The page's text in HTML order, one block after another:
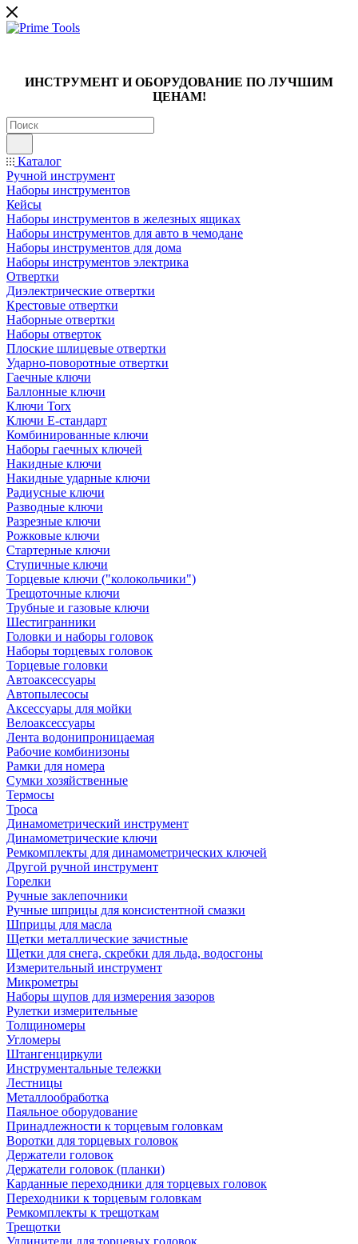
ИНСТРУМЕНТ И ОБОРУДОВАНИЕ ПО ЛУЧШИМ
ЦЕНАМ!
Каталог
Ручной инструмент
Наборы инструментов
Кейсы
Наборы инструментов в железных ящиках
Наборы инструментов для авто в чемодане
Наборы инструментов для дома
Наборы инструментов электрика
Отвертки
Диэлектрические отвертки
Крестовые отвертки
Наборные отвертки
Наборы отверток
Плоские шлицевые отвертки
Ударно-поворотные отвертки
Гаечные ключи
Баллонные ключи
Ключи Torx
Ключи Е-стандарт
Комбинированные ключи
Наборы гаечных ключей
Накидные ключи
Накидные ударные ключи
Радиусные ключи
Разводные ключи
Разрезные ключи
Рожковые ключи
Стартерные ключи
Ступичные ключи
Торцевые ключи ("колокольчики")
Трещоточные ключи
Трубные и газовые ключи
Шестигранники
Головки и наборы головок
Наборы торцевых головок
Торцевые головки
Автоаксессуары
Автопылесосы
Аксессуары для мойки
Велоаксессуары
Лента водонипроницаемая
Рабочие комбинизоны
Рамки для номера
Сумки хозяйственные
Термосы
Троса
Динамометрический инструмент
Динамометрические ключи
Ремкомплекты для динамометрических ключей
Другой ручной инструмент
Горелки
Ручные заклепочники
Ручные шприцы для консистентной смазки
Шприцы для масла
Щетки металлические зачистные
Щетки для снега, скребки для льда, водосгоны
Измерительный инструмент
Микрометры
Наборы щупов для измерения зазоров
Рулетки измерительные
Толщиномеры
Угломеры
Штангенциркули
Инструментальные тележки
Лестницы
Металлообработка
Паяльное оборудование
Принадлежности к торцевым головкам
Воротки для торцевых головок
Держатели головок
Держатели головок (планки)
Карданные переходники для торцевых головок
Переходники к торцевым головкам
Ремкомплекты к трещоткам
Трещотки
Удлинители для торцевых головок